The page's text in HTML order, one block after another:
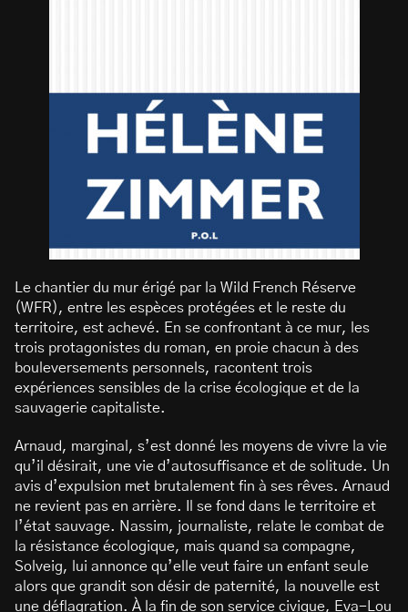
Le chantier du mur érigé par la Wild French Réserve
(WFR), entre les espèces protégées et le reste du
territoire, est achevé. En se confrontant à ce mur, les
trois protagonistes du roman, en proie chacun à des
bouleversements personnels, racontent trois
expériences sensibles de la crise écologique et de la
sauvagerie capitaliste.
Arnaud, marginal, s’est donné les moyens de vivre la vie
qu’il désirait, une vie d’autosuffisance et de solitude. Un
avis d’expulsion met brutalement fin à ses rêves. Arnaud
ne revient pas en arrière. Il se fond dans le territoire et
l’état sauvage. Nassim, journaliste, relate le combat de
la résistance écologique, mais quand sa compagne,
Solveig, lui annonce qu’elle veut faire un enfant seule
alors que grandit son désir de paternité, la nouvelle est
une déflagration. À la fin de son service civique, Eva-Lou